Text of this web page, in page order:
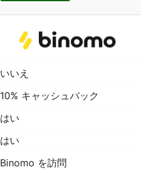
いいえ
10% キャッシュバック
はい
はい
Binomo を訪問